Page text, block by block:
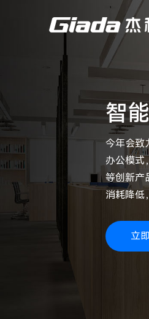
智
今年会致
办公模式
等创新产
消耗降低
立